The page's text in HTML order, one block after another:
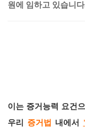
원에 임하고 있습니
이는 증거능력 요건
우리 증거법 내에서